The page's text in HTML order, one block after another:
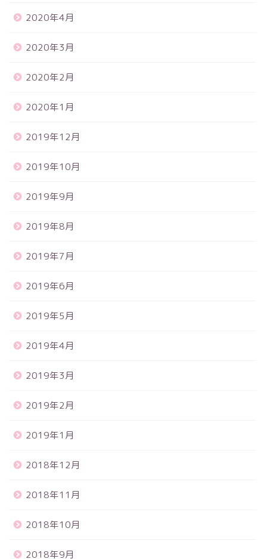
2020年4月
2020年3月
2020年2月
2020年1月
2019年12月
2019年10月
2019年9月
2019年8月
2019年7月
2019年6月
2019年5月
2019年4月
2019年3月
2019年2月
2019年1月
2018年12月
2018年11月
2018年10月
2018年9月